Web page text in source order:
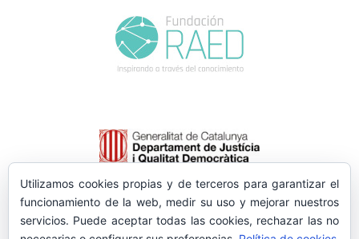
Utilizamos cookies propias y de terceros para garantizar el
funcionamiento de la web, medir su uso y mejorar nuestros
servicios. Puede aceptar todas las cookies, rechazar las no